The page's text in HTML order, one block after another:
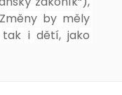
by měly
tak i dětí, jako